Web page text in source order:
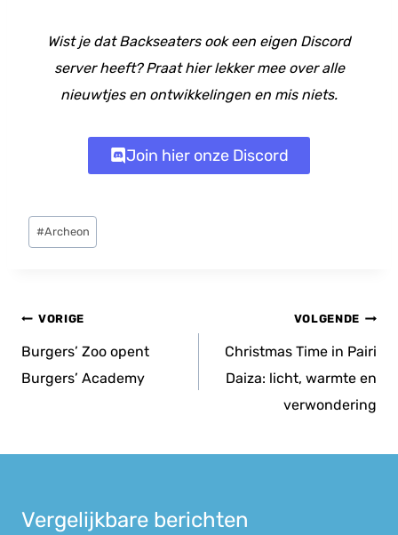
Wist je dat Backseaters ook een eigen Discord
server heeft? Praat hier lekker mee over alle
nieuwtjes en ontwikkelingen en mis niets.
Join hier onze Discord
Bericht
tags:
#Archeon
Bericht
navigatie
VORIGE
Burgers’ Zoo opent
Burgers’ Academy
VOLGENDE
Christmas Time in Pairi
Daiza: licht, warmte en
verwondering
Vergelijkbare berichten